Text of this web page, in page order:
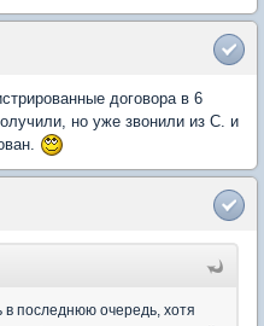
договора в 6
но уже звонили из С. и
в последнюю очередь, хотя